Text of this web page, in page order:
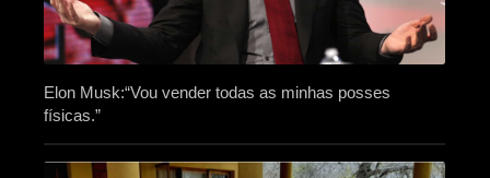
Elon Musk:“Vou vender todas as minhas posses
físicas.”